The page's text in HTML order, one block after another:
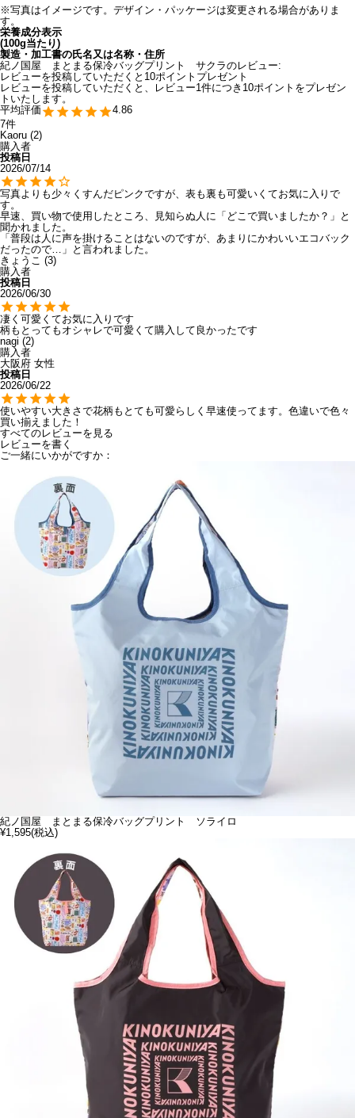
※写真はイメージです。デザイン・パッケージは変更される場合がありま
す。
栄養成分表示
(100g当たり)
製造・加工書の氏名又は名称・住所
紀ノ国屋 まとまる保冷バッグプリント サクラのレビュー:
レビューを投稿していただくと10ポイントプレゼント
レビューを投稿していただくと、レビュー1件につき10ポイントをプレゼン
トいたします。
4.86
7
Kaoru 2
購入者
投稿日
2026/07/14
写真よりも少々くすんだピンクですが、表も裏も可愛いくてお気に入りで
す。
早速、買い物で使用したところ、見知らぬ人に「どこで買いましたか？」と
聞かれました。
「普段は人に声を掛けることはないのですが、あまりにかわいいエコバック
だったので…」と言われました。
きょうこ
3
購入者
投稿日
2026/06/30
凄く可愛くてお気に入りです
柄もとってもオシャレで可愛くて購入して良かったです
nagi 2
購入者
大阪府 女性
投稿日
2026/06/22
使いやすい大きさで花柄もとても可愛らしく早速使ってます。色違いで色々
買い揃えました！
すべてのレビューを見る
レビューを書く
ご一緒にいかがですか：
紀ノ国屋 まとまる保冷バッグプリント ソライロ
¥1,595(税込)